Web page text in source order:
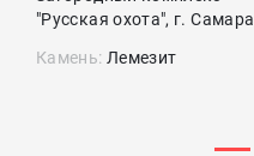
"Русская охота", г. Самара
Камень: Лемезит